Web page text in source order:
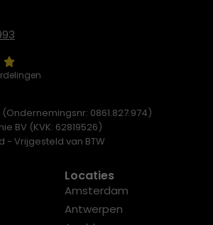
(Ondernemingsnr: 0861.827.974)
BV (KVK: 62819526)
- Vrijgesteld van BTW
Locaties
Amsterdam
Antwerpen